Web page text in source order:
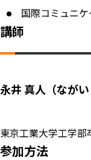
国際コミュニ
講師
永井 真人（なが
東京工業大学工学
参加方法